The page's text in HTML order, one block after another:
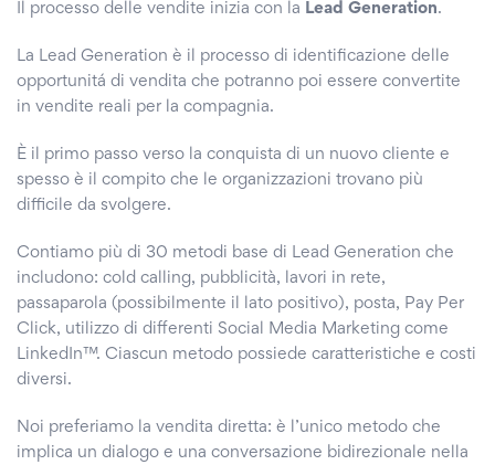
Il processo delle vendite inizia con la Lead Generation.
La Lead Generation è il processo di identificazione delle
opportunitá di vendita che potranno poi essere convertite
in vendite reali per la compagnia.
È il primo passo verso la conquista di un nuovo cliente e
spesso è il compito che le organizzazioni trovano più
difficile da svolgere.
Contiamo più di 30 metodi base di Lead Generation che
includono: cold calling, pubblicità, lavori in rete,
passaparola (possibilmente il lato positivo), posta, Pay Per
Click, utilizzo di differenti Social Media Marketing come
LinkedIn™. Ciascun metodo possiede caratteristiche e costi
diversi.
Noi preferiamo la vendita diretta: è l’unico metodo che
implica un dialogo e una conversazione bidirezionale nella